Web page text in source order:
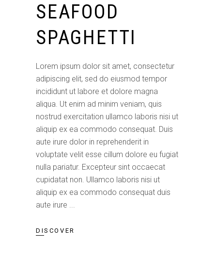
SEAFOOD
SPAGHETTI
Lorem ipsum dolor sit amet, consectetur
adipiscing elit, sed do eiusmod tempor
incididunt ut labore et dolore magna
aliqua. Ut enim ad minim veniam, quis
nostrud exercitation ullamco laboris nisi ut
aliquip ex ea commodo consequat. Duis
aute irure dolor in reprehenderit in
voluptate velit esse cillum dolore eu fugiat
nulla pariatur. Excepteur sint occaecat
cupidatat non. Ullamco laboris nisi ut
aliquip ex ea commodo consequat duis
aute irure
DISCOVER